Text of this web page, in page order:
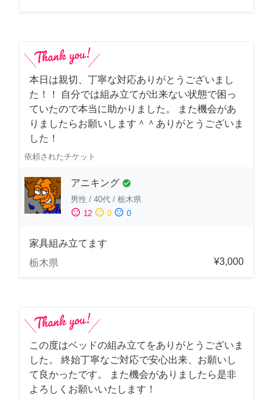
本日は親切、丁寧な対応ありがとうございまし
た！！ 自分では組み立てが出来ない状態で困っ
ていたので本当に助かりました。 また機会があ
りましたらお願いします＾＾ありがとうございま
した！
依頼されたチケット
アニキング check_circle
男性 / 40代 / 栃木県
sentiment_satisfied 12 sentiment_neutral 0 sentiment_dissatisfied 0
家具組み立てます
栃木県
¥3,000
この度はベッドの組み立てをありがとうございま
した。 終始丁寧なご対応で安心出来、お願いし
て良かったです。 また機会がありましたら是非
よろしくお願いいたします！